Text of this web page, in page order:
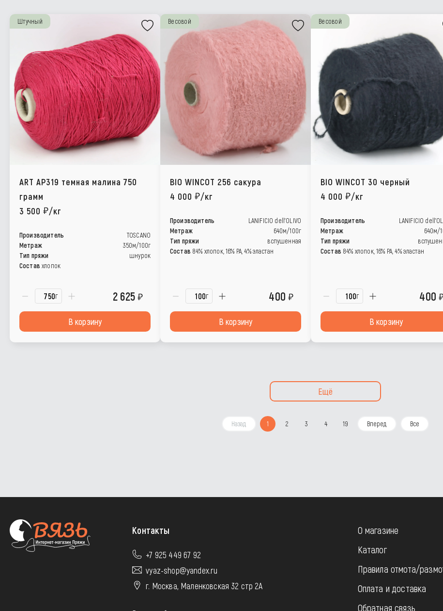
Штучный
ART AP319 темная малина 750
грамм
3 500
/кг
Производитель
TOSCANO
Метраж
350м/100г
Тип пряжи
шнурок
Состав хлопок
г 2 625
В корзину
Весовой
BIO WINCOT 256 сакура
4 000
/кг
Производитель
LANIFICIO dell’OLIVO
Метраж
640м/100г
Тип пряжи
вспушенная
Состав 84% хлопок, 16% РА, 4% эластан
г 400
В корзину
Весовой
BIO WINCOT 30 черный
4 000
/кг
Производитель
LANIFICIO
Метраж
640м/
Тип пряжи
Состав 84% хлопок, 16% РА, 4% эластан
г 400
В корзину
Ещё
Назад 1 2 3 4 19 Вперед Все
Контакты
+7 925 449 67 92
vyaz-shop@yandex.ru
г. Москва, Маленковская 32 стр 2А
О магазине
Каталог
Правила отмота/
Оплата и доставка
Обратная связь